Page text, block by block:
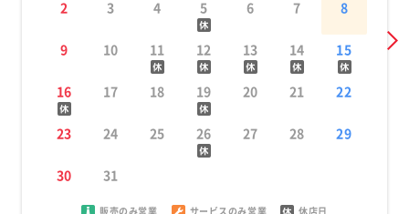
2 3 4 5 6 7 8
9 10 11 12 13 14 15
16 17 18 19 20 21 22
23 24 25 26 27 28 29
30 31
販売のみ営業 サービスのみ営業 休店日